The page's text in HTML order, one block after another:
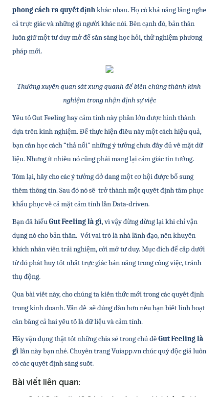
phong cách ra quyết định khác nhau. Họ có khả năng lắng nghe
cả trực giác và những gì người khác nói. Bên cạnh đó, bản thân
luôn giữ một tư duy mở để sẵn sàng học hỏi, thử nghiệm phương
pháp mới.
Thường xuyên quan sát xung quanh để biến chúng thành kinh
nghiệm trong nhận định sự việc
Yếu tố Gut Feeling hay cảm tính này phần lớn được hình thành
dựa trên kinh nghiệm. Để thực hiện điều này một cách hiệu quả,
bạn cần học cách “thả nổi" những ý tưởng chưa đầy đủ về mặt dữ
liệu. Nhưng ít nhiều nó cũng phải mang lại cảm giác tin tưởng.
Tóm lại, hãy cho các ý tưởng dở dang một cơ hội được bổ sung
thêm thông tin. Sau đó nó sẽ  trở thành một quyết định tâm phục
khẩu phục về cả mặt cảm tính lẫn Data-driven.
Bạn đã hiểu Gut Feeling là gì, vì vậy đừng dừng lại khi chỉ vận
dụng nó cho bản thân.  Với vai trò là nhà lãnh đạo, nên khuyến
khích nhân viên trải nghiệm, cởi mở tư duy. Mục đích để cấp dưới
từ đó phát huy tốt nhất trực giác bản năng trong công việc, tránh
thụ động.
Qua bài viết này, cho chúng ta kiến thức mới trong các quyết định
trong kinh doanh. Vấn đề  sẽ đúng đắn hơn nếu bạn biết linh hoạt
cân bằng cả hai yếu tố là dữ liệu và cảm tính.
Hãy vận dụng thật tốt những chia sẻ trong chủ đề Gut Feeling là
gì lần này bạn nhé. Chuyên trang Vuiapp.vn chúc quý độc giả luôn
có các quyết định sáng suốt.
Bài viết liên quan: